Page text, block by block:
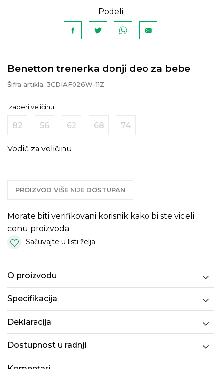
Podeli
Benetton trenerka donji deo za bebe
Šifra artikla: 3CDIAF026W-11Z
Izaberi veličinu:
82 56 62 68 74
Vodič za veličinu
PROIZVOD VIŠE NIJE DOSTUPAN
Morate biti verifikovani korisnik kako bi ste videli
cenu proizvoda
Sačuvajte u listi želja
O proizvodu
Specifikacija
Deklaracija
Dostupnost u radnji